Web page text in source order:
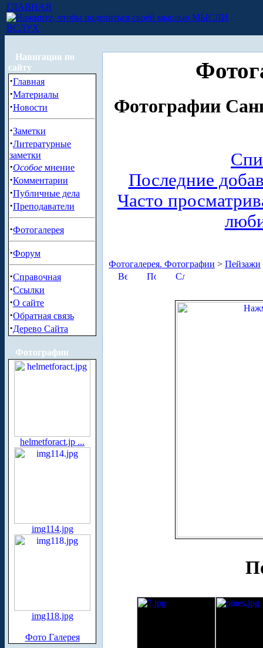
ГЛАВНАЯ
МЫСЛИ
ВСЛУХ
Навигация по
сайту
·Главная
·Материалы
·Новости
·Заметки
·Литературные
заметки
·Особое мнение
·Комментарии
·Публичные дела
·Преподаватели
·Фотогалерея
·Форум
·Справочная
·Ссылки
·О сайте
·Обратная связь
·Дерево Сайта
Фотографии
helmetforact.jp ...
img114.jpg
img118.jpg
Фото Галерея
Фотографии
Последние
Часто
Фотогалерея. Фотографии > Пейзажи